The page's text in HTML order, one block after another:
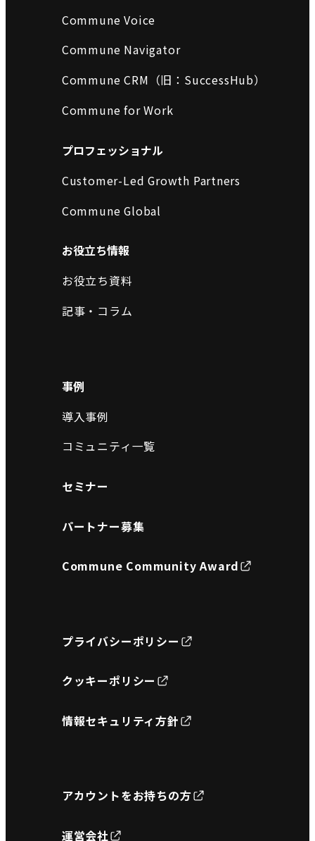
Commune Voice
Commune Navigator
Commune CRM（旧：SuccessHub）
Commune for Work
プロフェッショナル
Customer-Led Growth Partners
Commune Global
お役立ち情報
お役立ち資料
記事・コラム
事例
導入事例
コミュニティ一覧
セミナー
パートナー募集
Commune Community Award
プライバシーポリシー
クッキーポリシー
情報セキュリティ方針
アカウントをお持ちの方
運営会社